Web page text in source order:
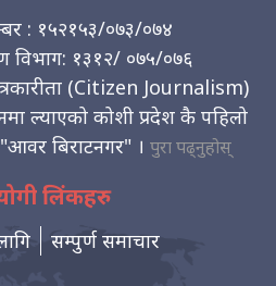
: १५२१५३/०७३/०७४
विभाग: १३१२/ ०७५/०७६
(Citizen Journalism)
ल्याएको कोशी प्रदेश कै पहिलो
बिराटनगर" । पुरा पढ्नुहोस्
लिंकहरु
सम्पुर्ण समाचार